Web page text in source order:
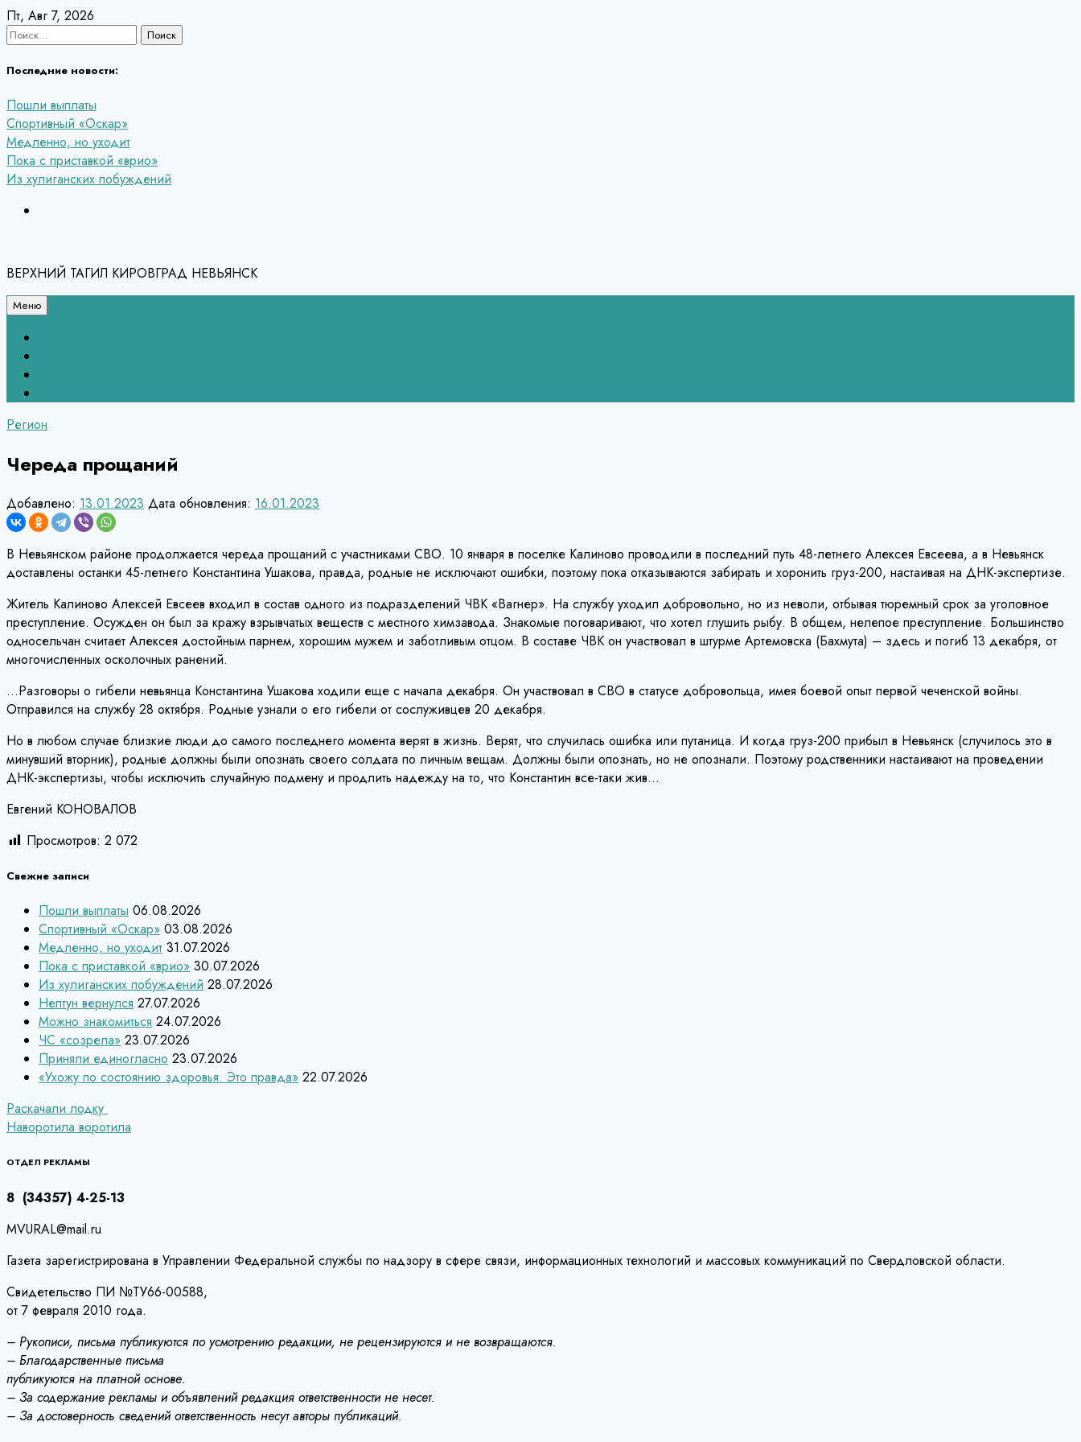
Перейти
к
Пт, Авг 7, 2026
Найти:
Последние новости:
Пошли выплаты
Спортивный «Оскар»
Медленно, но уходит
Пока с приставкой «врио»
Из хулиганских побуждений
ВЕРХНИЙ ТАГИЛ КИРОВГРАД НЕВЬЯНСК
Меню
Регион
Череда прощаний
Добавлено: 13.01.2023 Дата обновления: 16.01.2023
В Невьянском районе продолжается череда прощаний с участниками СВО. 10 января в поселке Калиново проводили в последний путь 48-летнего Алексея Евсеева, а в Невьянск
доставлены останки 45-летнего Константина Ушакова, правда, родные не исключают ошибки, поэтому пока отказываются забирать и хоронить груз-200, настаивая на ДНК-экспертизе.
Житель Калиново Алексей Евсеев входил в состав одного из подразделений ЧВК «Вагнер». На службу уходил добровольно, но из неволи, отбывая тюремный срок за уголовное
преступление. Осужден он был за кражу взрывчатых веществ с местного химзавода. Знакомые поговаривают, что хотел глушить рыбу. В общем, нелепое преступление. Большинство
односельчан считает Алексея достойным парнем, хорошим мужем и заботливым отцом. В составе ЧВК он участвовал в штурме Артемовска (Бахмута) – здесь и погиб 13 декабря, от
многочисленных осколочных ранений.
…Разговоры о гибели невьянца Константина Ушакова ходили еще с начала декабря. Он участвовал в СВО в статусе добровольца, имея боевой опыт первой чеченской войны.
Отправился на службу 28 октября. Родные узнали о его гибели от сослуживцев 20 декабря.
Но в любом случае близкие люди до самого последнего момента верят в жизнь. Верят, что случилась ошибка или путаница. И когда груз-200 прибыл в Невьянск (случилось это в
минувший вторник), родные должны были опознать своего солдата по личным вещам. Должны были опознать, но не опознали. Поэтому родственники настаивают на проведении
ДНК-экспертизы, чтобы исключить случайную подмену и продлить надежду на то, что Константин все-таки жив…
Евгений КОНОВАЛОВ
Просмотров: 2 072
Свежие записи
Пошли выплаты 06.08.2026
Спортивный «Оскар» 03.08.2026
Медленно, но уходит 31.07.2026
Пока с приставкой «врио» 30.07.2026
Из хулиганских побуждений 28.07.2026
Нептун вернулся 27.07.2026
Можно знакомиться 24.07.2026
ЧС «созрела» 23.07.2026
Приняли единогласно 23.07.2026
«Ухожу по состоянию здоровья. Это правда» 22.07.2026
Навигация
по
записям
Раскачали лодку
Наворотила воротила
ОТДЕЛ РЕКЛАМЫ
8 (34357) 4-25-13
MVURAL@mail.ru
Газета зарегистрирована в Управлении Федеральной службы по надзору в сфере связи, информационных технологий и массовых коммуникаций по Свердловской области.
Свидетельство ПИ №ТУ66-00588,
от 7 февраля 2010 года.
– Рукописи, письма публикуются по усмотрению редакции, не рецензируются и не возвращаются.
– Благодарственные письма
публикуются на платной основе.
– За содержание рекламы и объявлений редакция ответственности не несет.
– За достоверность сведений ответственность несут авторы публикаций.